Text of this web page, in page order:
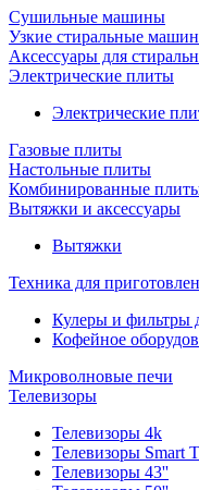
Сушильные машины
Узкие стиральные
Аксессуары для
Электрические плиты
Электрические
Газовые плиты
Настольные плиты
Комбинированные
Вытяжки и аксессуары
Вытяжки
Техника для
Кулеры и фильтры
Кофейное
Микроволновые печи
Телевизоры
Телевизоры 4k
Телевизоры Smart
Телевизоры 43''